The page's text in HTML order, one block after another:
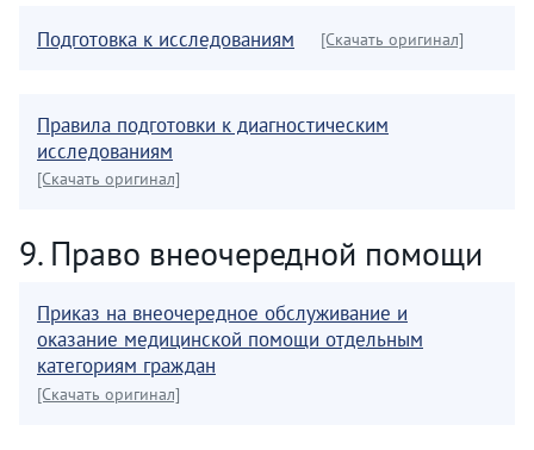
Подготовка к исследованиям [Скачать оригинал]
Правила подготовки к диагностическим
исследованиям
[Скачать оригинал]
9. Право внеочередной помощи
Приказ на внеочередное обслуживание и
оказание медицинской помощи отдельным
категориям граждан
[Скачать оригинал]